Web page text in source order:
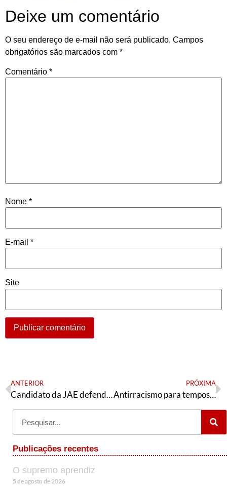
Deixe um comentário
O seu endereço de e-mail não será publicado. Campos
obrigatórios são marcados com *
Comentário *
Nome *
E-mail *
Site
ANTERIOR
Candidato da JAE defende o fortalecimento dos núcleos nas bases
PRÓXIMA
Antirracismo para tempos de guerra
Publicações recentes
O supremo aprendiz
5 de agosto de 2026